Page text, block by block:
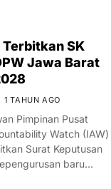
Terbitkan SK
Jawa Barat
1 TAHUN AGO
Pimpinan Pusat
Watch (IAW)
Surat Keputusan
baru…